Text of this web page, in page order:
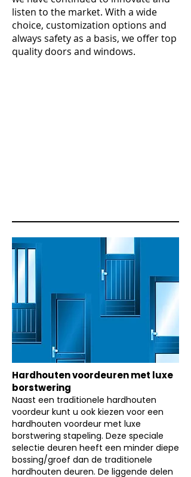
listen to the market. With a wide
choice, customization options and
always safety as a basis, we offer top
quality doors and windows.
Hardhouten voordeuren met luxe
borstwering
Naast een traditionele hardhouten
voordeur kunt u ook kiezen voor een
hardhouten voordeur met luxe
borstwering stapeling. Deze speciale
selectie deuren heeft een minder diepe
bossing/groef dan de traditionele
hardhouten deuren. De liggende delen